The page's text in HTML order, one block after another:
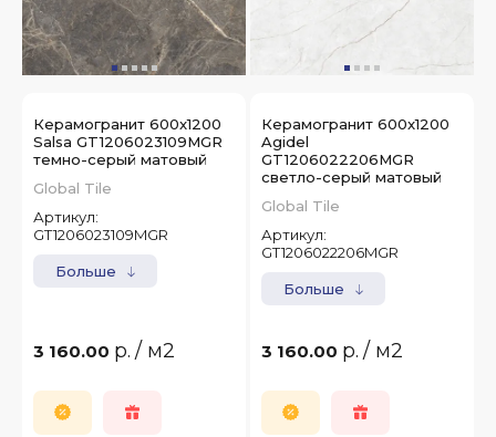
Керамогранит 600x1200
Salsa GT1206023109MGR
темно-серый матовый
Global Tile
Артикул:
GT1206023109MGR
Больше
3 160.00 р. / м2
Керамогранит 600x1200
Agidel
GT1206022206MGR
светло-серый матовый
Global Tile
Артикул:
GT1206022206MGR
Больше
3 160.00 р. / м2